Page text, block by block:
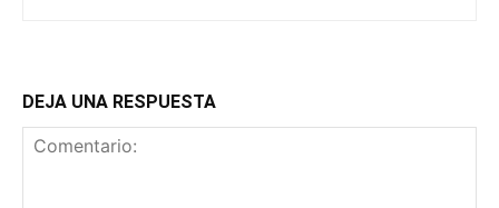
DEJA UNA RESPUESTA